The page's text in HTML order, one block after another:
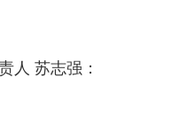
人 苏志强：